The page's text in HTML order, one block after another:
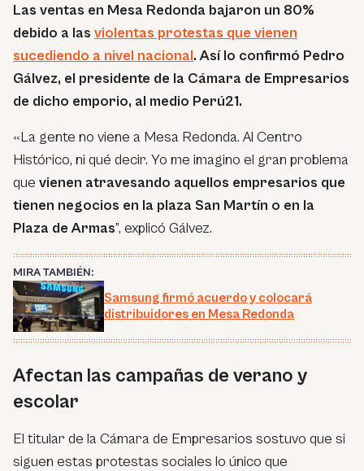
Las ventas en Mesa Redonda bajaron un 80%
debido a las violentas protestas que vienen
sucediendo a nivel nacional. Así lo confirmó Pedro
Gálvez, el presidente de la Cámara de Empresarios
de dicho emporio, al medio Perú21.
«La gente no viene a Mesa Redonda. Al Centro
Histórico, ni qué decir. Yo me imagino el gran problema
que vienen atravesando aquellos empresarios que
tienen negocios en la plaza San Martín o en la
Plaza de Armas”, explicó Gálvez.
MIRA TAMBIÉN:
Samsung firmó acuerdo y colocará
distribuidores en Mesa Redonda
Afectan las campañas de verano y
escolar
El titular de la Cámara de Empresarios sostuvo que si
siguen estas protestas sociales lo único que